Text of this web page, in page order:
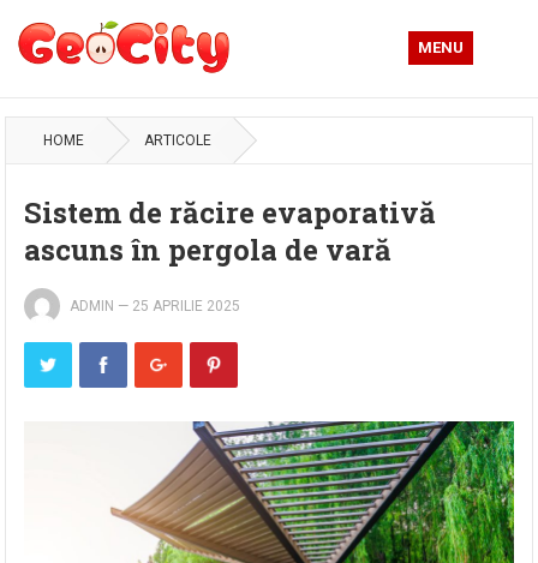
MENU
HOME ARTICOLE
Sistem de răcire evaporativă
ascuns în pergola de vară
ADMIN — 25 APRILIE 2025